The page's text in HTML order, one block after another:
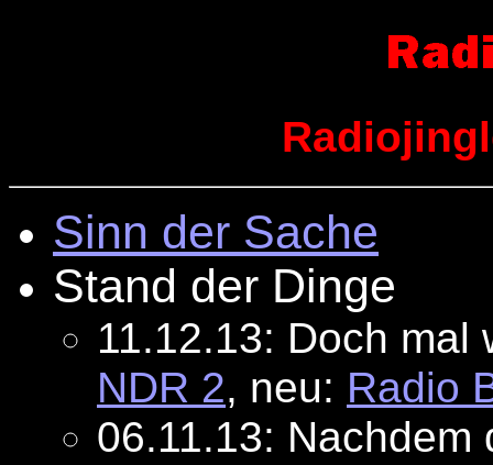
Sinn der Sache
Stand der Dinge
11.12.13: Doch mal
NDR 2, neu: Radio
06.11.13: